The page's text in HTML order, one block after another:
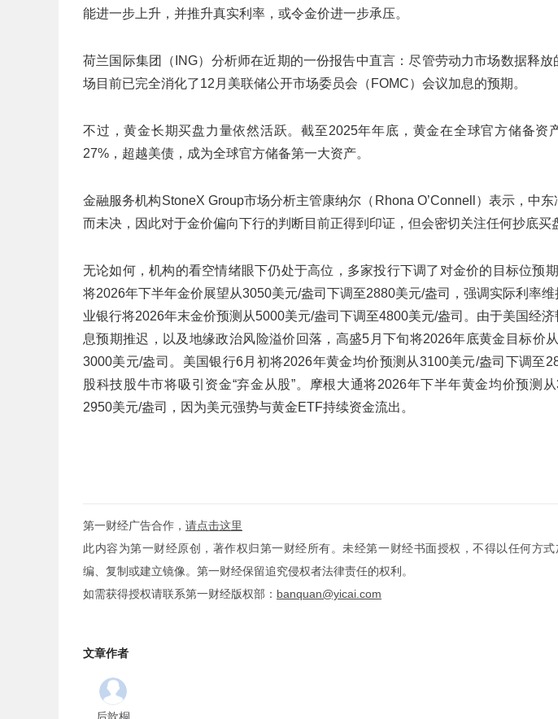
能进一步上升，并推升真实利率，或令金价进一步承压。
荷兰国际集团（ING）分析师在近期的一份报告中直言：尽管劳动力市场数据释
场目前已完全消化了12月美联储公开市场委员会（FOMC）会议加息的预期。
不过，黄金长期买盘力量依然活跃。截至2025年年底，黄金在全球官方储备资
27%，超越美债，成为全球官方储备第一大资产。
金融服务机构StoneX Group市场分析主管康纳尔（Rhona O’Connell）表示，中
而未决，因此对于金价偏向下行的判断目前正得到印证，但会密切关注任何抄底买
无论如何，机构的看空情绪眼下仍处于高位，多家投行下调了对金价的目标位预
将2026年下半年金价展望从3050美元/盎司下调至2880美元/盎司，强调实际利率
业银行将2026年末金价预测从5000美元/盎司下调至4800美元/盎司。由于美国经
息预期推迟，以及地缘政治风险溢价回落，高盛5月下旬将2026年底黄金目标价
3000美元/盎司。美国银行6月初将2026年黄金均价预测从3100美元/盎司下调至
股科技股牛市将吸引资金“弃金从股”。摩根大通将2026年下半年黄金均价预测
2950美元/盎司，因为美元强势与黄金ETF持续资金流出。
第一财经广告合作， 请点击这里
此内容为第一财经原创，著作权归第一财经所有。未经第一财经书面授权，不得以任何方
编、复制或建立镜像。第一财经保留追究侵权者法律责任的权利。
如需获得授权请联系第一财经版权部： banquan@yicai.com
文章作者